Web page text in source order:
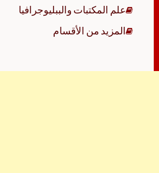
علم المكتبات والببليوجرافيا
المزيد من الأقسام